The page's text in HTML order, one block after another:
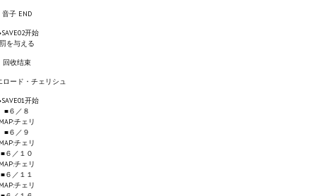
音子 END
开始
罰を与える
回收结束
ロード・チェリシュ
开始
■６／８
MAP:チェリ
■６／９
MAP:チェリ
■６／１０
MAP:チェリ
■６／１１
MAP:チェリ